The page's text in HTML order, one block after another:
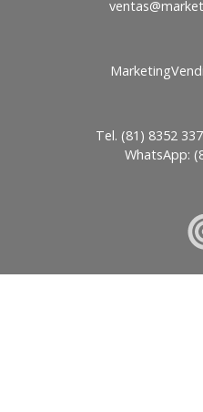
ventas@
Tel. (81) 8352
WhatsApp: